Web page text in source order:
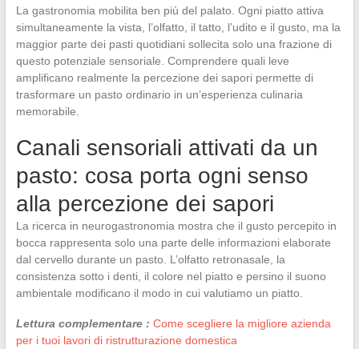
La gastronomia mobilita ben più del palato. Ogni piatto attiva
simultaneamente la vista, l’olfatto, il tatto, l’udito e il gusto, ma la
maggior parte dei pasti quotidiani sollecita solo una frazione di
questo potenziale sensoriale. Comprendere quali leve
amplificano realmente la percezione dei sapori permette di
trasformare un pasto ordinario in un’esperienza culinaria
memorabile.
Canali sensoriali attivati da un
pasto: cosa porta ogni senso
alla percezione dei sapori
La ricerca in neurogastronomia mostra che il gusto percepito in
bocca rappresenta solo una parte delle informazioni elaborate
dal cervello durante un pasto. L’olfatto retronasale, la
consistenza sotto i denti, il colore nel piatto e persino il suono
ambientale modificano il modo in cui valutiamo un piatto.
Lettura complementare : Come scegliere la migliore azienda
per i tuoi lavori di ristrutturazione domestica